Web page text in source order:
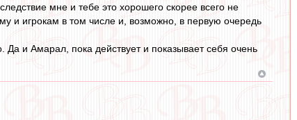
мне и тебе это хорошего скорее всего не
и игрокам в том числе и, возможно, в первую очередь
и Амарал, пока действует и показывает себя очень